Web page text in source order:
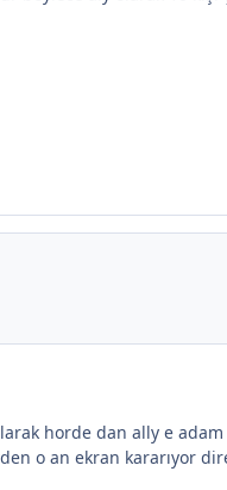
horde dan ally e
o an ekran kararıyor